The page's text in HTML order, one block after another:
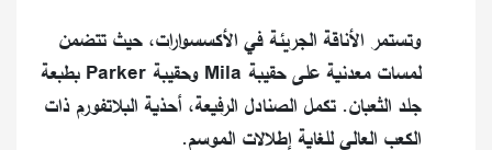
وتستمر الأناقة الجريئة في الأكسسوارات، حيث تتضمن
لمسات معدنية على حقيبة Mila وحقيبة Parker بطبعة
جلد الثعبان. تكمل الصنادل الرفيعة، أحذية البلاتفورم ذات
الكعب العالي للغاية إطلالات الموسم.